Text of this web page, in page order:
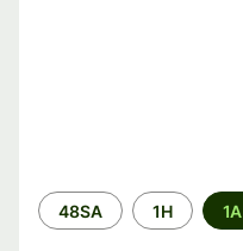
Zaman
aralığı
48SA 1H 1A